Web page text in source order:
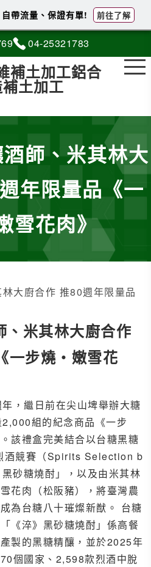
04-25321783
補土加工鋁合
土加工
師、米其林大
年限量品《一
雪花肉》
大廚合作 推80週年限量品
、米其林大廚合作
一步燒・嫩雪花
，繼日前在尖山埤舉辦大糖
組的紀念商品《一步
該禮盒完美結合以台糖黑糖
酒競賽（Spirits Selection b
砂糖燒酎」，以及由米其林
花肉（松阪豬），將臺灣農
為台糖八十璀燦新猷。 台糖
《淬》黑砂糖燒酎」係高餐
製的黑糖精釀，並於2025年
個國家、2,598款烈酒中脫
帶流量、保證有單! 前往了解